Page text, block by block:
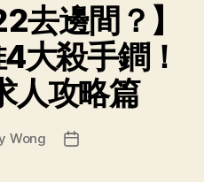
去邊間？】
大殺手鐧！
人攻略篇
Wong